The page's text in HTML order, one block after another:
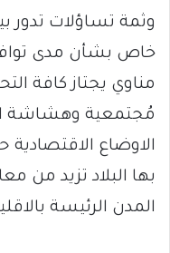
وثمة تساؤلات تدور
خاص بشأن مدى
مناوي يجتاز كافة
مُجتمعية وهشاشة
الاوضاع الاقتصادية
بها البلاد تزيد من
المدن الرئيسة